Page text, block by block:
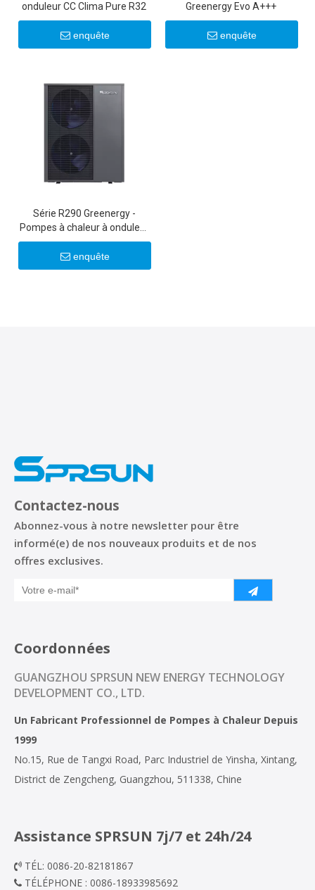
onduleur CC Clima Pure R32
enquête
Greenergy Evo A+++
enquête
Série R290 Greenergy -
Pompes à chaleur à onduleur
commerciales légères
25KW/30KW
enquête
Contactez-nous
Abonnez-vous à notre newsletter pour être
informé(e) de nos nouveaux produits et de nos
offres exclusives.
Coordonnées
GUANGZHOU SPRSUN NEW ENERGY TECHNOLOGY
DEVELOPMENT CO., LTD.
Un Fabricant Professionnel de Pompes à Chaleur Depuis
1999
No.15, Rue de Tangxi Road, Parc Industriel de Yinsha, Xintang,
District de Zengcheng, Guangzhou, 511338, Chine
Assistance SPRSUN 7j/7 et 24h/24
 TÉL: 0086-20-82181867
 TÉLÉPHONE : 0086-18933985692